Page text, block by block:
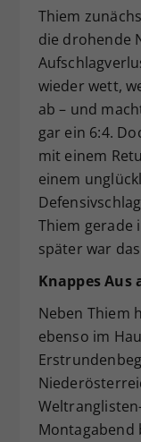
Thiem
die drohende
wieder wett,
ab – und
gar ein 6:4.
mit einem
einem
Thiem gerade
später war
Knappes Aus
Neben Thiem
ebenso im
Montagabend